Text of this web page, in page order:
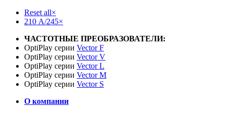
Reset all×
210 А/245×
ЧАСТОТНЫЕ ПРЕОБРАЗОВАТЕЛИ:
OptiPlay серии Vector F
OptiPlay серии Vector V
OptiPlay серии Vector L
OptiPlay серии Vector M
OptiPlay серии Vector S
О компании